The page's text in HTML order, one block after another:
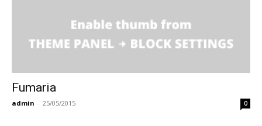
Fumaria
admin - 25/05/2015 0